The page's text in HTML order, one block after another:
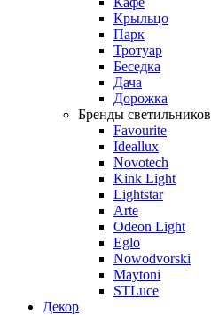
Крыльцо
Парк
Тротуар
Беседка
Дача
Дорожка
Бренды светильников
Favourite
Ideallux
Novotech
Kink Light
Lightstar
Arte
Odeon Light
Eglo
Nowodvorski
Maytoni
STLuce
Декор